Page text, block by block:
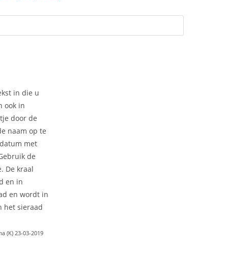
in die u
ook in
door de
naam op te
met
de
De kraal
en in
en wordt in
het sieraad
(K) 23-03-2019